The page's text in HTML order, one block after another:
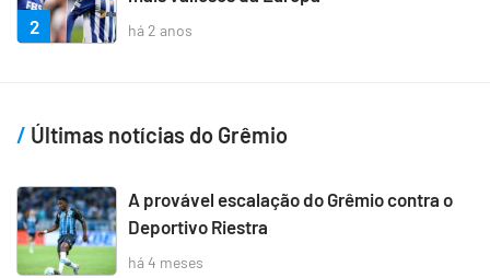
2 há 2 anos
Últimas notícias do Grêmio
A provável escalação do Grêmio contra o
Deportivo Riestra
há 4 meses